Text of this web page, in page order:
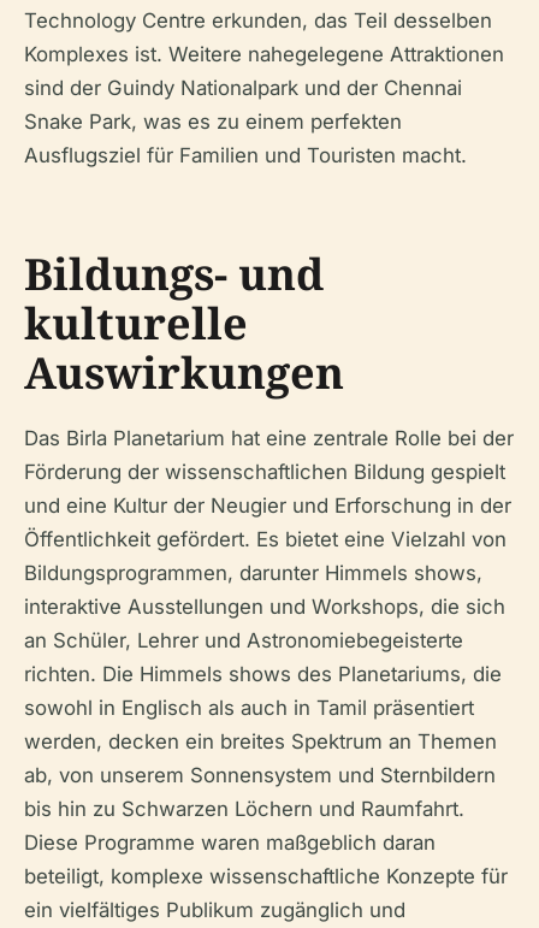
Technology Centre erkunden, das Teil desselben
Komplexes ist. Weitere nahegelegene Attraktionen
sind der Guindy Nationalpark und der Chennai
Snake Park, was es zu einem perfekten
Ausflugsziel für Familien und Touristen macht.
Bildungs- und
kulturelle
Auswirkungen
Das Birla Planetarium hat eine zentrale Rolle bei der
Förderung der wissenschaftlichen Bildung gespielt
und eine Kultur der Neugier und Erforschung in der
Öffentlichkeit gefördert. Es bietet eine Vielzahl von
Bildungsprogrammen, darunter Himmels shows,
interaktive Ausstellungen und Workshops, die sich
an Schüler, Lehrer und Astronomiebegeisterte
richten. Die Himmels shows des Planetariums, die
sowohl in Englisch als auch in Tamil präsentiert
werden, decken ein breites Spektrum an Themen
ab, von unserem Sonnensystem und Sternbildern
bis hin zu Schwarzen Löchern und Raumfahrt.
Diese Programme waren maßgeblich daran
beteiligt, komplexe wissenschaftliche Konzepte für
ein vielfältiges Publikum zugänglich und